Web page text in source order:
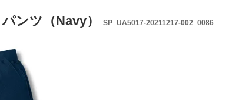
ンツ（Navy） SP_UA5017-20211217-002_0086